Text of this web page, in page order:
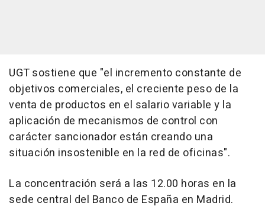
UGT sostiene que "el incremento constante de
objetivos comerciales, el creciente peso de la
venta de productos en el salario variable y la
aplicación de mecanismos de control con
carácter sancionador están creando una
situación insostenible en la red de oficinas".
La concentración será a las 12.00 horas en la
sede central del Banco de España en Madrid.